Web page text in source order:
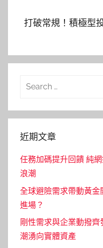
打破常規！積極型
Search
近期文章
任務加碼提升回饋 純
浪潮
全球避險需求帶動黃金
進場？
剛性需求與企業動撥
潮湧向實體資產